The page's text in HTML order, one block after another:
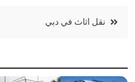
نقل اثاث في دبي